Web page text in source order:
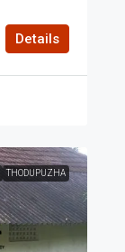
Details
THODUPUZHA